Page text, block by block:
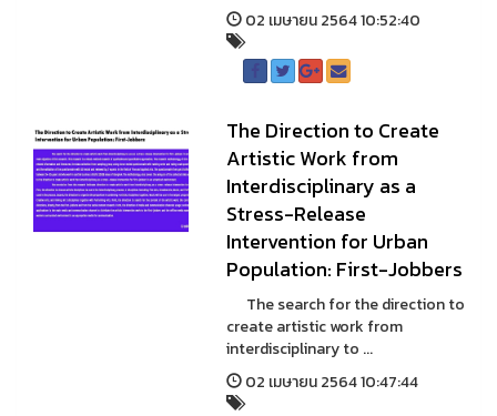
02 เมษายน 2564 10:52:40
The Direction to Create
Artistic Work from
Interdisciplinary as a
Stress-Release
Intervention for Urban
Population: First-Jobbers
The search for the direction to
create artistic work from
interdisciplinary to ...
02 เมษายน 2564 10:47:44